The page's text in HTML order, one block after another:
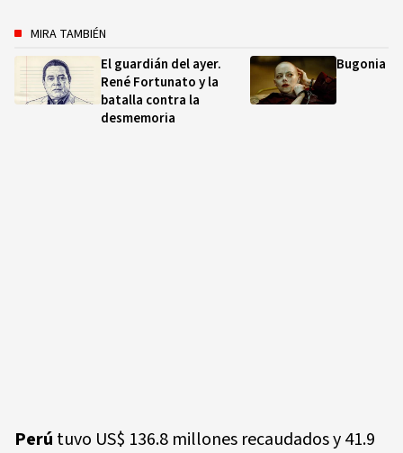
MIRA TAMBIÉN
El guardián del ayer.
René Fortunato y la
batalla contra la
desmemoria
Bugonia
Perú tuvo US$ 136.8 millones recaudados y 41.9